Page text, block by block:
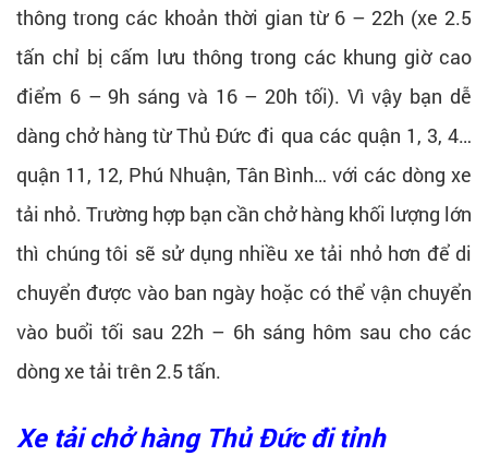
thông trong các khoản thời gian từ 6 – 22h (xe 2.5
tấn chỉ bị cấm lưu thông trong các khung giờ cao
điểm 6 – 9h sáng và 16 – 20h tối). Vì vậy bạn dễ
dàng chở hàng từ Thủ Đức đi qua các quận 1, 3, 4…
quận 11, 12, Phú Nhuận, Tân Bình… với các dòng xe
tải nhỏ. Trường hợp bạn cần chở hàng khối lượng lớn
thì chúng tôi sẽ sử dụng nhiều xe tải nhỏ hơn để di
chuyển được vào ban ngày hoặc có thể vận chuyển
vào buổi tối sau 22h – 6h sáng hôm sau cho các
dòng xe tải trên 2.5 tấn.
Xe tải chở hàng Thủ Đức đi tỉnh